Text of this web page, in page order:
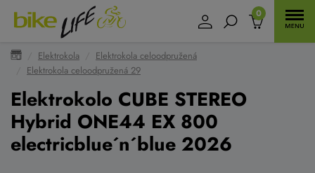
0
Elektrokola
Elektrokola celoodpružená
Elektrokola celoodpružená 29
Elektrokolo CUBE STEREO
Hybrid ONE44 EX 800
electricblue´n´blue 2026